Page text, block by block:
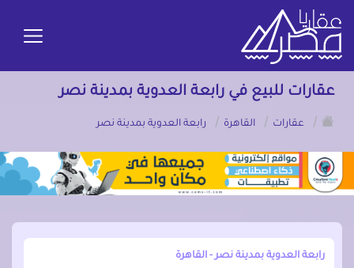
عقارات للبيع في رابعة العدوية بمدينة نصر
/
عقارات / القاهرة / رابعة العدوية بمدينة نصر
أبحث عن مدينة, محافظة, حي